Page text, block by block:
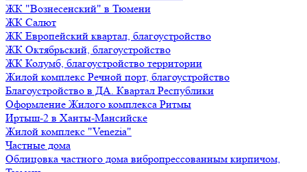
ЖК "Вознесенский" в Тюмени
ЖК Салют
ЖК Европейский квартал, благоустройство
ЖК Октябрьский, благоустройство
ЖК Колумб, благоустройство территории
Жилой комплекс Речной порт, благоустройство
Благоустройство в ДА. Квартал Республики
Оформление Жилого комплекса Ритмы
Иртыш-2 в Ханты-Мансийске
Жилой комплекс "Venezia"
Частные дома
Облицовка частного дома вибропрессованным кирпичом,